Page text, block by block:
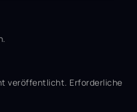
veröffentlicht. Erforderliche